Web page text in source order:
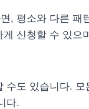
, 평소와 다른 패
신청할 수 있으
수도 있습니다.
다.